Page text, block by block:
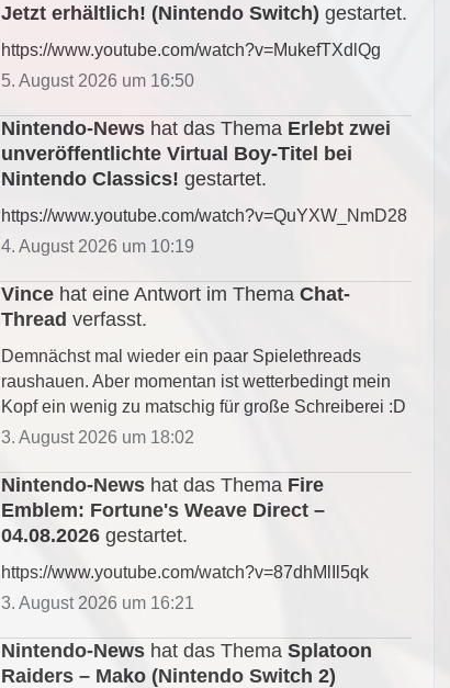
Jetzt erhältlich! (Nintendo Switch) gestartet.
https://www.youtube.com/watch?v=MukefTXdlQg
5. August 2026 um 16:50
Nintendo-News hat das Thema Erlebt zwei
unveröffentlichte Virtual Boy-Titel bei
Nintendo Classics! gestartet.
https://www.youtube.com/watch?v=QuYXW_NmD28
4. August 2026 um 10:19
Vince hat eine Antwort im Thema Chat-
Thread verfasst.
Demnächst mal wieder ein paar Spielethreads
raushauen. Aber momentan ist wetterbedingt mein
Kopf ein wenig zu matschig für große Schreiberei :D
3. August 2026 um 18:02
Nintendo-News hat das Thema Fire
Emblem: Fortune's Weave Direct –
04.08.2026 gestartet.
https://www.youtube.com/watch?v=87dhMlIl5qk
3. August 2026 um 16:21
Nintendo-News hat das Thema Splatoon
Raiders – Mako (Nintendo Switch 2)